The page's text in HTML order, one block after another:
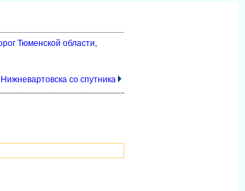
Тюменской области,
со спутника